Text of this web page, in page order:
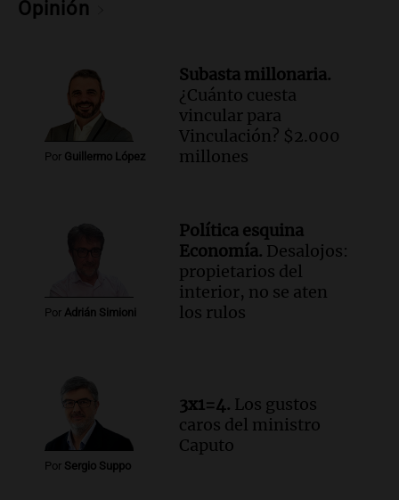
Audio.
Panorama Federal
Episodios
Opinión
Por Guillermo López
Subasta millonaria.
¿Cuánto cuesta
vincular para
Vinculación? $2.000
millones
Por Adrián Simioni
Política esquina
Economía. Desalojos:
propietarios del
interior, no se aten
los rulos
Por Sergio Suppo
3x1=4. Los gustos
caros del ministro
Caputo